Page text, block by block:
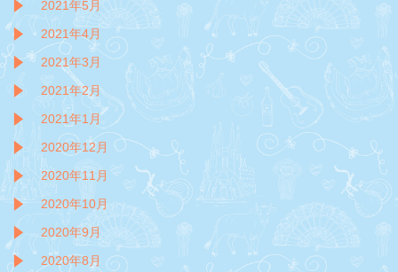
2021年5月
2021年4月
2021年3月
2021年2月
2021年1月
2020年12月
2020年11月
2020年10月
2020年9月
2020年8月